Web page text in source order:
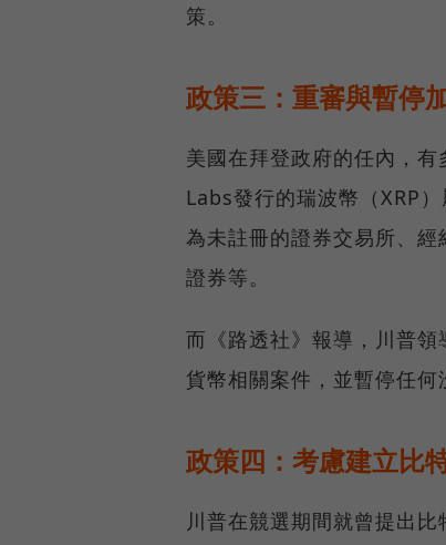
策。
政策三：重審與暫停
美國在拜登政府的任內，
Labs發行的瑞波幣（XRP
為未註冊的證券交易所、
證券等。
而《路透社》報導，川普
貨幣相關案件，並暫停任何
政策四：考慮建立比
川普在競選期間就曾提出